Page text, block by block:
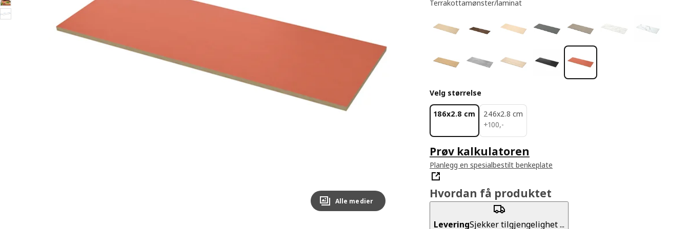
Image zoomed out, normal view
Alle medier
Terrakottamønster/laminat
Velg størrelse
186x2.8 cm
246x2.8 cm
+100,-
100,-
Prøv kalkulatoren
Planlegg en spesialbestilt benkeplate
Hvordan få produktet
LeveringSjekker tilgjengelighet ...